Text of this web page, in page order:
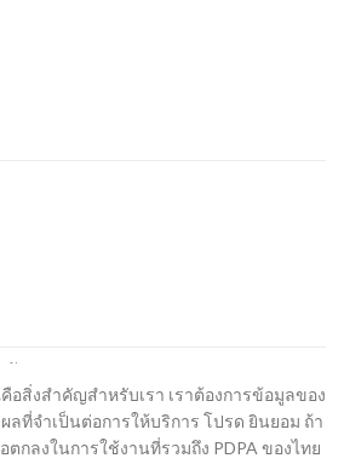
สิ่งสำคัญสำหรับเรา เราต้องการข้อมูลของ
ลที่จำเป็นต่อการให้บริการ โปรด ยินยอม ถ้า
กลงในการใช้งานที่รวมถึง PDPA ของไทย
ว